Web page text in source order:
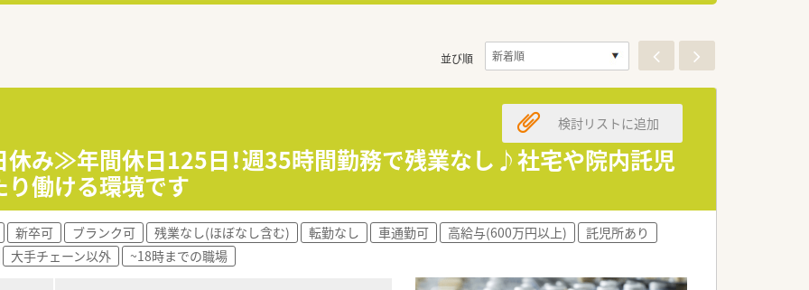
並び順
休み≫年間休日125日！週35時間勤務で残業なし♪社宅や院内託児
働ける環境です
検討リストに追加
新卒可 ブランク可 残業なし(ほぼなし含む) 転勤なし 車通勤可 高給与(600万円以上)
託児所あり
大手チェーン以外 ~18時までの職場